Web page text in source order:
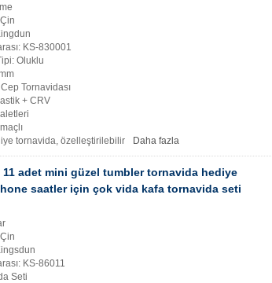
KS-830001
Oluklu
Tornavidası
+ CRV
tornavida, özelleştirilebilir
Daha fazla
adet mini güzel tumbler tornavida hediye
saatler için çok vida kafa tornavida seti
KS-86011
Seti